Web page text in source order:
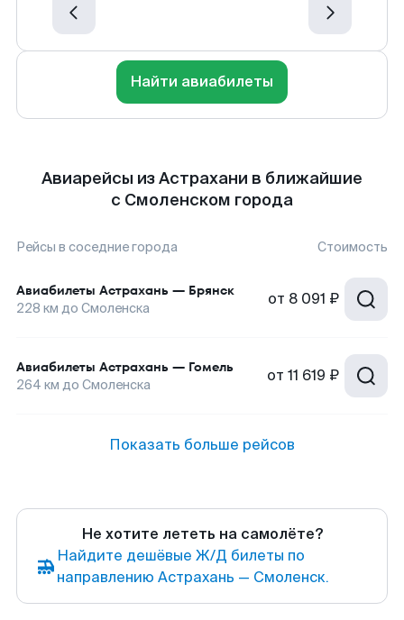
Найти авиабилеты
Авиарейсы из Астрахани в ближайшие
с Смоленском города
Рейсы в соседние города Стоимость
Авиабилеты Астрахань — Брянск
228 км до Смоленска от 8 091 ₽
Авиабилеты Астрахань — Гомель
264 км до Смоленска от 11 619 ₽
Показать больше рейсов
Не хотите лететь на самолёте?
Найдите дешёвые Ж/Д билеты по
направлению Астрахань — Смоленск.